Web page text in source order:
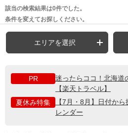
該当の検索結果は0件でした。
条件を変えてお探しください。
エリアを選択
PR
迷ったらココ！北海道
【楽天トラベル】
夏休み特集
【7月・8月】日付か
レンダー